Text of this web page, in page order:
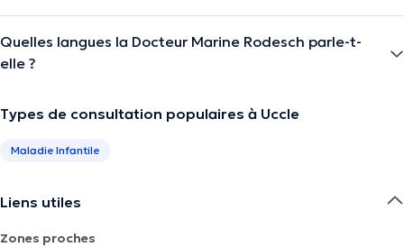
Quelles langues la Docteur Marine Rodesch parle-t-
elle ?
Types de consultation populaires à Uccle
Maladie Infantile
Liens utiles
Zones proches